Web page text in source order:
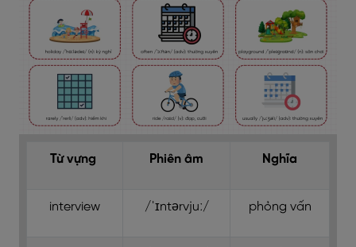
Từ vựng Phiên âm Nghĩa
interview /ˈɪntərvjuː/ phỏng vấn